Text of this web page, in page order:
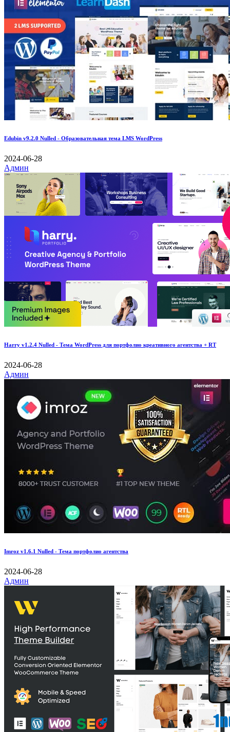
Edubin v9.2.0 Nulled - Образовательная тема LMS WordPress
2024-06-28
Админ
Harry v1.2.4 Nulled - Тема WordPress для портфолио креативного агентства + RT
2024-06-28
Админ
Imroz v1.6.1 Nulled - Тема портфолио агентства
2024-06-28
Админ